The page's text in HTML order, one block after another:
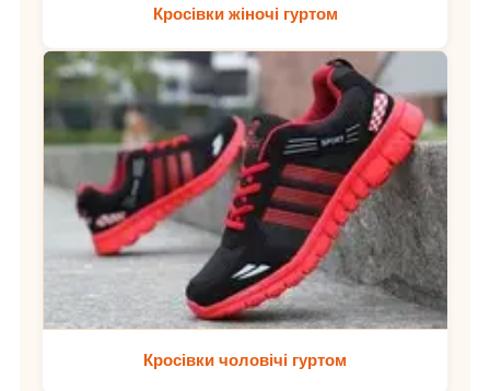
Кросівки жіночі гуртом
Кросівки чоловічі гуртом